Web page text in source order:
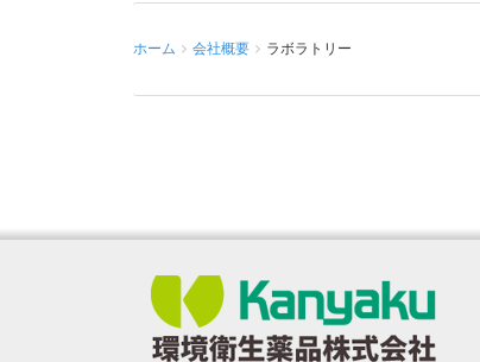
ホーム 会社概要 ラボラトリー